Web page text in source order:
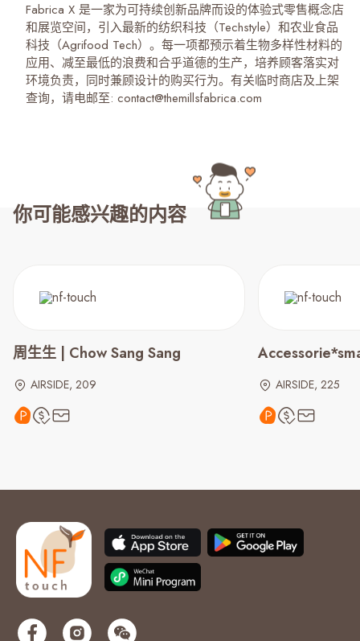
Fabrica X 是一家为可持续创新品牌而设的体验式零售概念店
和展览空间，引入最新的纺织科技（Techstyle）和农业食品
科技（Agrifood Tech）。每一项都预示着生物多样性材料的
应用、减至最低的浪费和合乎道德的生产，培养顾客落实对
环境负责，同时兼顾设计的购买行为。有关临时商店及上架
查询，请电邮至: contact@themillsfabrica.com
你可能感兴趣的内容
周生生 | Chow Sang Sang
AIRSIDE, 209 AIRSIDE, 225